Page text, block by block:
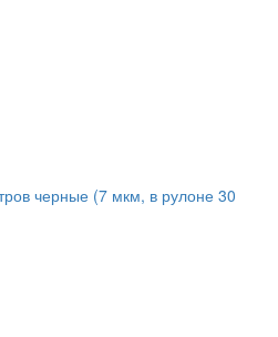
черные (7 мкм, в рулоне 30